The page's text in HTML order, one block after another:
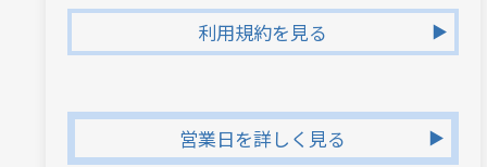
営業日を詳しく見る
利用規約を見る